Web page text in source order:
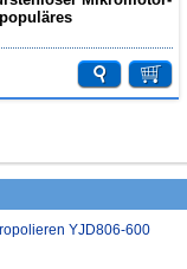
YJD806-600